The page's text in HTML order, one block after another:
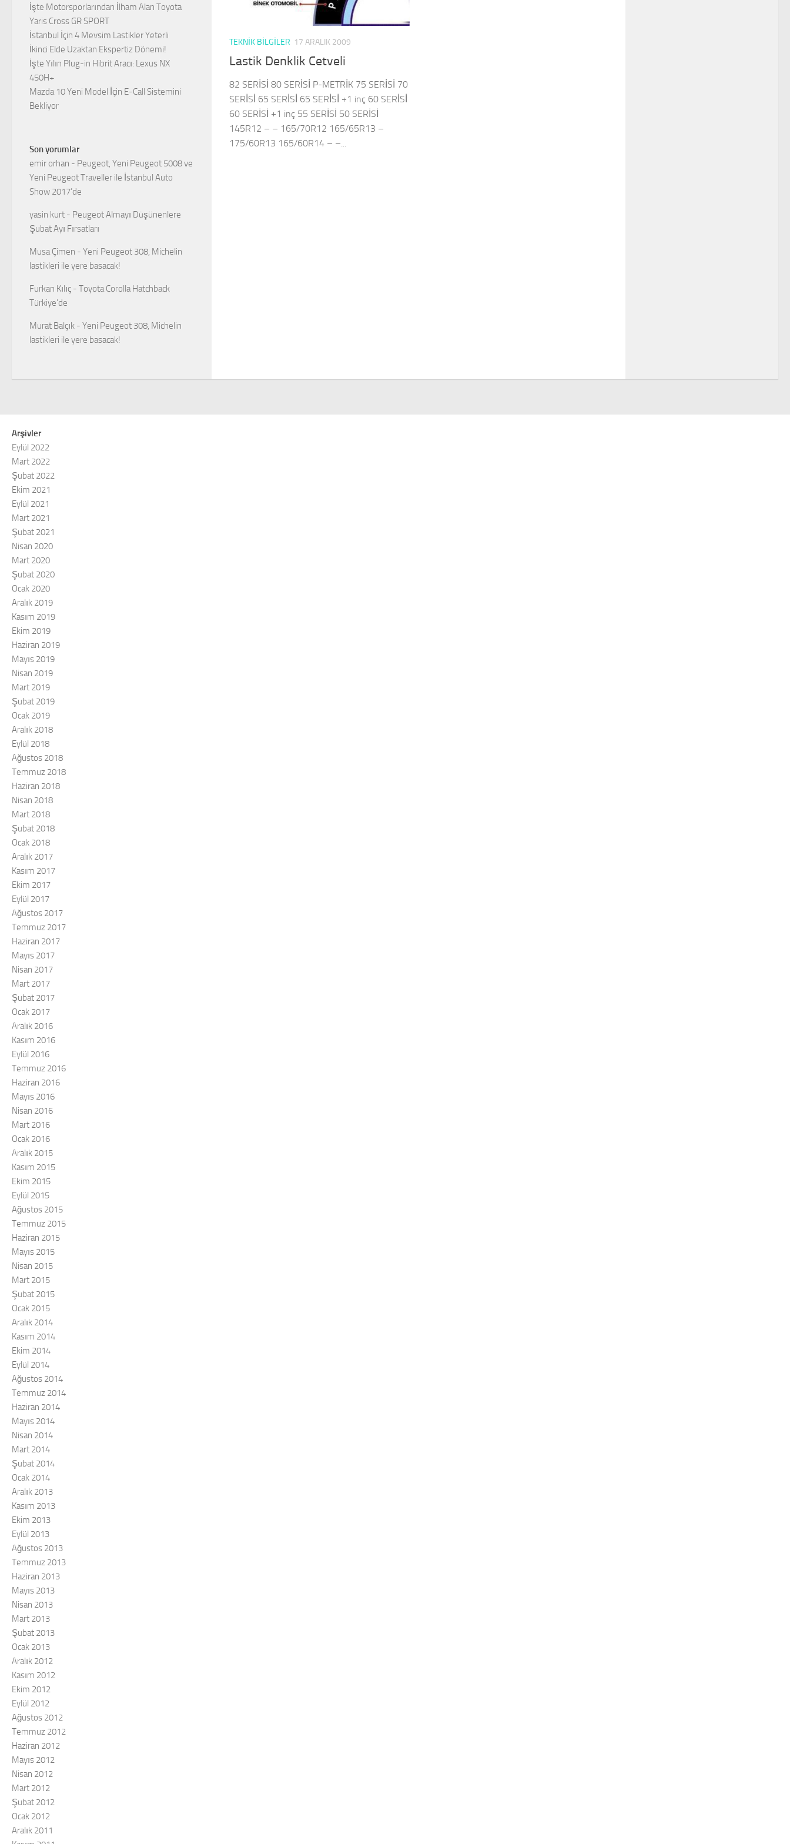
TEKNIK BILGILER 17 ARALIK 2009
Lastik Denklik Cetveli
82 SERİSİ 80 SERİSİ P-METRİK 75 SERİSİ 70
SERİSİ 65 SERİSİ 65 SERİSİ +1 inç 60 SERİSİ
60 SERİSİ +1 inç 55 SERİSİ 50 SERİSİ
145R12 – – 165/70R12 165/65R13 –
175/60R13 165/60R14 – –...
İşte Motorsporlarından İlham Alan Toyota
Yaris Cross GR SPORT
İstanbul İçin 4 Mevsim Lastikler Yeterli
İkinci Elde Uzaktan Ekspertiz Dönemi!
İşte Yılın Plug-in Hibrit Aracı: Lexus NX
450H+
Mazda 10 Yeni Model İçin E-Call Sistemini
Bekliyor
Son yorumlar
emir orhan - Peugeot, Yeni Peugeot 5008 ve
Yeni Peugeot Traveller ile İstanbul Auto
Show 2017’de
yasin kurt - Peugeot Almayı Düşünenlere
Şubat Ayı Fırsatları
Musa Çimen - Yeni Peugeot 308, Michelin
lastikleri ile yere basacak!
Furkan Kılıç - Toyota Corolla Hatchback
Türkiye’de
Murat Balçık - Yeni Peugeot 308, Michelin
lastikleri ile yere basacak!
Arşivler
Eylül 2022
Mart 2022
Şubat 2022
Ekim 2021
Eylül 2021
Mart 2021
Şubat 2021
Nisan 2020
Mart 2020
Şubat 2020
Ocak 2020
Aralık 2019
Kasım 2019
Ekim 2019
Haziran 2019
Mayıs 2019
Nisan 2019
Mart 2019
Şubat 2019
Ocak 2019
Aralık 2018
Eylül 2018
Ağustos 2018
Temmuz 2018
Haziran 2018
Nisan 2018
Mart 2018
Şubat 2018
Ocak 2018
Aralık 2017
Kasım 2017
Ekim 2017
Eylül 2017
Ağustos 2017
Temmuz 2017
Haziran 2017
Mayıs 2017
Nisan 2017
Mart 2017
Şubat 2017
Ocak 2017
Aralık 2016
Kasım 2016
Eylül 2016
Temmuz 2016
Haziran 2016
Mayıs 2016
Nisan 2016
Mart 2016
Ocak 2016
Aralık 2015
Kasım 2015
Ekim 2015
Eylül 2015
Ağustos 2015
Temmuz 2015
Haziran 2015
Mayıs 2015
Nisan 2015
Mart 2015
Şubat 2015
Ocak 2015
Aralık 2014
Kasım 2014
Ekim 2014
Eylül 2014
Ağustos 2014
Temmuz 2014
Haziran 2014
Mayıs 2014
Nisan 2014
Mart 2014
Şubat 2014
Ocak 2014
Aralık 2013
Kasım 2013
Ekim 2013
Eylül 2013
Ağustos 2013
Temmuz 2013
Haziran 2013
Mayıs 2013
Nisan 2013
Mart 2013
Şubat 2013
Ocak 2013
Aralık 2012
Kasım 2012
Ekim 2012
Eylül 2012
Ağustos 2012
Temmuz 2012
Haziran 2012
Mayıs 2012
Nisan 2012
Mart 2012
Şubat 2012
Ocak 2012
Aralık 2011